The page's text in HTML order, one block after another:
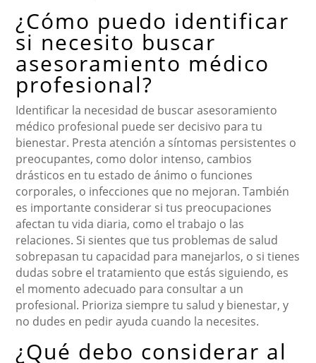
¿Cómo puedo identificar
si necesito buscar
asesoramiento médico
profesional?
Identificar la necesidad de buscar asesoramiento
médico profesional puede ser decisivo para tu
bienestar. Presta atención a síntomas persistentes o
preocupantes, como dolor intenso, cambios
drásticos en tu estado de ánimo o funciones
corporales, o infecciones que no mejoran. También
es importante considerar si tus preocupaciones
afectan tu vida diaria, como el trabajo o las
relaciones. Si sientes que tus problemas de salud
sobrepasan tu capacidad para manejarlos, o si tienes
dudas sobre el tratamiento que estás siguiendo, es
el momento adecuado para consultar a un
profesional. Prioriza siempre tu salud y bienestar, y
no dudes en pedir ayuda cuando la necesites.
¿Qué debo considerar al